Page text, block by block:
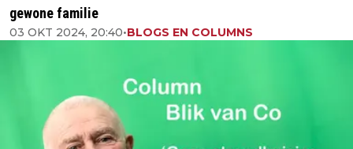
gewone familie
03 OKT 2024, 20:40•BLOGS EN COLUMNS